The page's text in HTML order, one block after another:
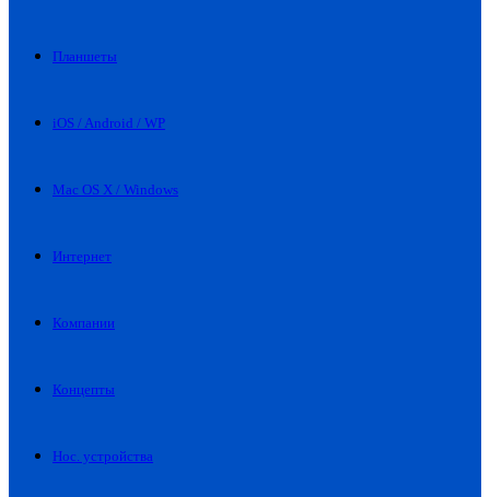
Планшеты
iOS / Android / WP
Mac OS X / Windows
Интернет
Компании
Концепты
Нос. устройства